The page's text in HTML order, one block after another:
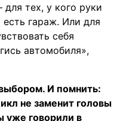
тех, у кого руки
гараж. Или для
себя
автомобиля»,
И помнить:
не заменит головы
уже говорили в